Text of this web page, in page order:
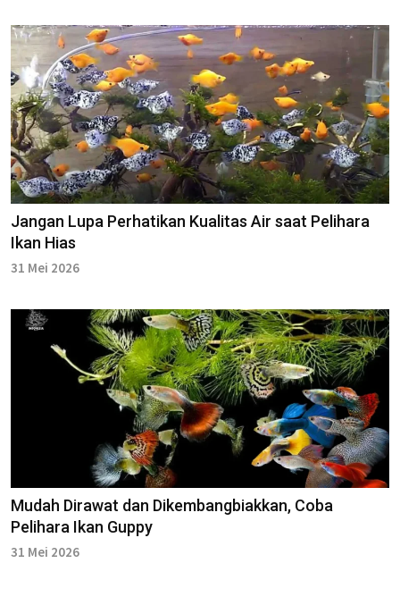
Jangan Lupa Perhatikan Kualitas Air saat Pelihara
Ikan Hias
31 Mei 2026
Mudah Dirawat dan Dikembangbiakkan, Coba
Pelihara Ikan Guppy
31 Mei 2026